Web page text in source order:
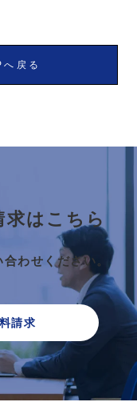
戻る
はこちら
わせください。
請求